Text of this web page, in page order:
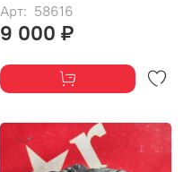
Арт: 58616
9 000 ₽